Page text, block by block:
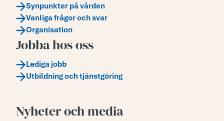
Synpunkter på vården
Vanliga frågor och svar
Organisation
Jobba hos oss
Lediga jobb
Utbildning och tjänstgöring
Nyheter och media